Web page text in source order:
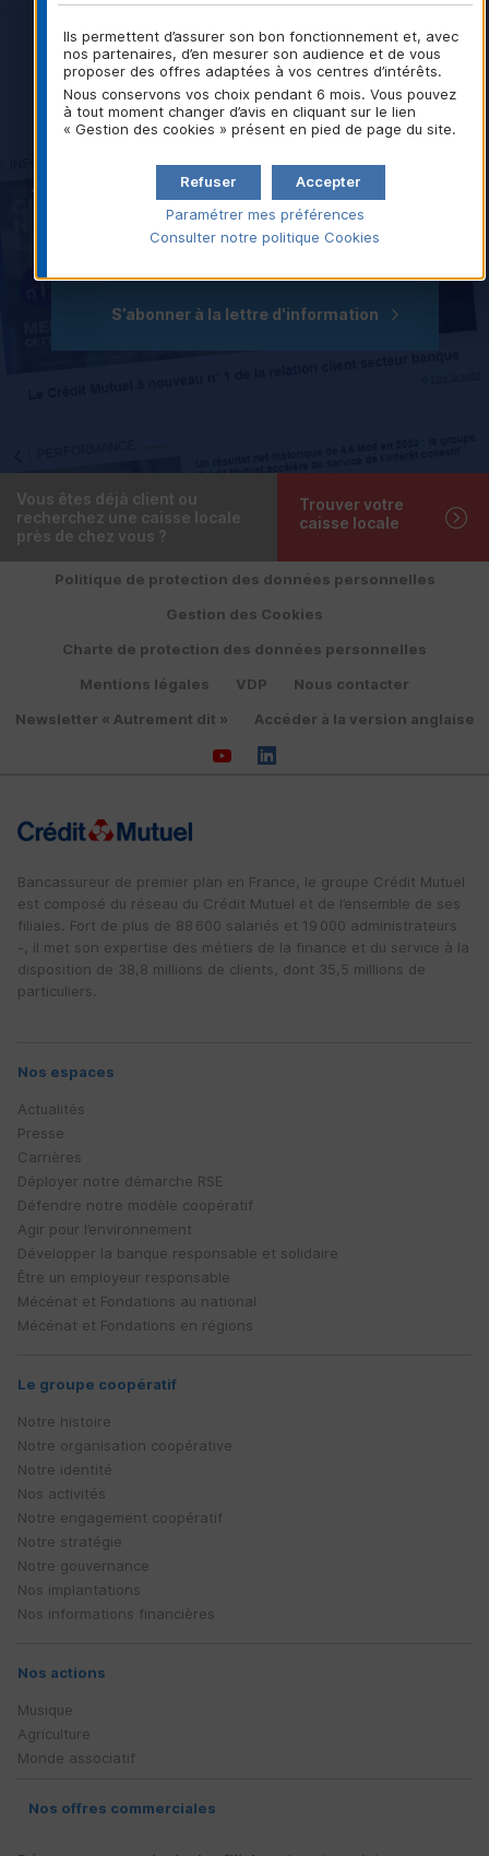
Lettre d'information
Abonnez-vous à « Autrement dit », la lettre d'information
du groupe Crédit Mutuel
S’abonner à la lettre d'information
Vous êtes déjà client ou
recherchez une caisse locale
près de chez vous ?
Trouver votre
caisse locale
Politique de protection des données personnelles
Gestion des Cookies
Charte de protection des données personnelles
Mentions légales
VDP
Nous contacter
Newsletter « Autrement dit »
Accéder à la version anglaise
Bancassureur de premier plan en France, le groupe Crédit Mutuel
est composé du réseau du Crédit Mutuel et de l’ensemble de ses
filiales. Fort de plus de 88 600 salariés et 19 000 administrateurs
-, il met son expertise des métiers de la finance et du service à la
disposition de 38,8 millions de clients, dont 35,5 millions de
particuliers.
Nos espaces
Actualités
Presse
Carrières
Déployer notre démarche RSE
Défendre notre modèle coopératif
Agir pour l’environnement
Développer la banque responsable et solidaire
Être un employeur responsable
Mécénat et Fondations au national
Mécénat et Fondations en régions
Le groupe coopératif
Notre histoire
Notre organisation coopérative
Notre identité
Nos activités
Notre engagement coopératif
Notre stratégie
Notre gouvernance
Nos implantations
Nos informations financières
Nos actions
Musique
Agriculture
Monde associatif
Nos offres commerciales
Ils permettent d’assurer son bon fonctionnement et, avec
nos partenaires, d’en mesurer son audience et de vous
proposer des offres adaptées à vos centres d’intérêts.
Nous conservons vos choix pendant 6 mois. Vous pouvez
à tout moment changer d’avis en cliquant sur le lien
« Gestion des cookies » présent en pied de page du site.
Accepter
Refuser
Paramétrer mes préférences
Consulter notre politique Cookies